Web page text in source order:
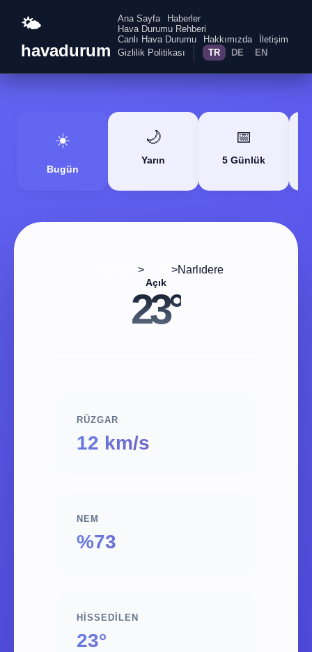
🌤️
havadurum
Ana Sayfa
Haberler
Hava Durumu Rehberi
Canlı Hava Durumu
Hakkımızda
İletişim
Gizlilik Politikası
TR DE EN
☀️
Bugün
🌙
Yarın
📅
5 Günlük
> >Narlıdere
Açık
23°
RÜZGAR
12 km/s
NEM
%73
HISSEDILEN
23°